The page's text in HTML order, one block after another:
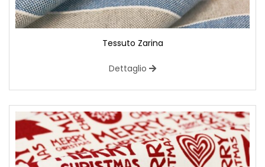
Tessuto Zarina
Dettaglio